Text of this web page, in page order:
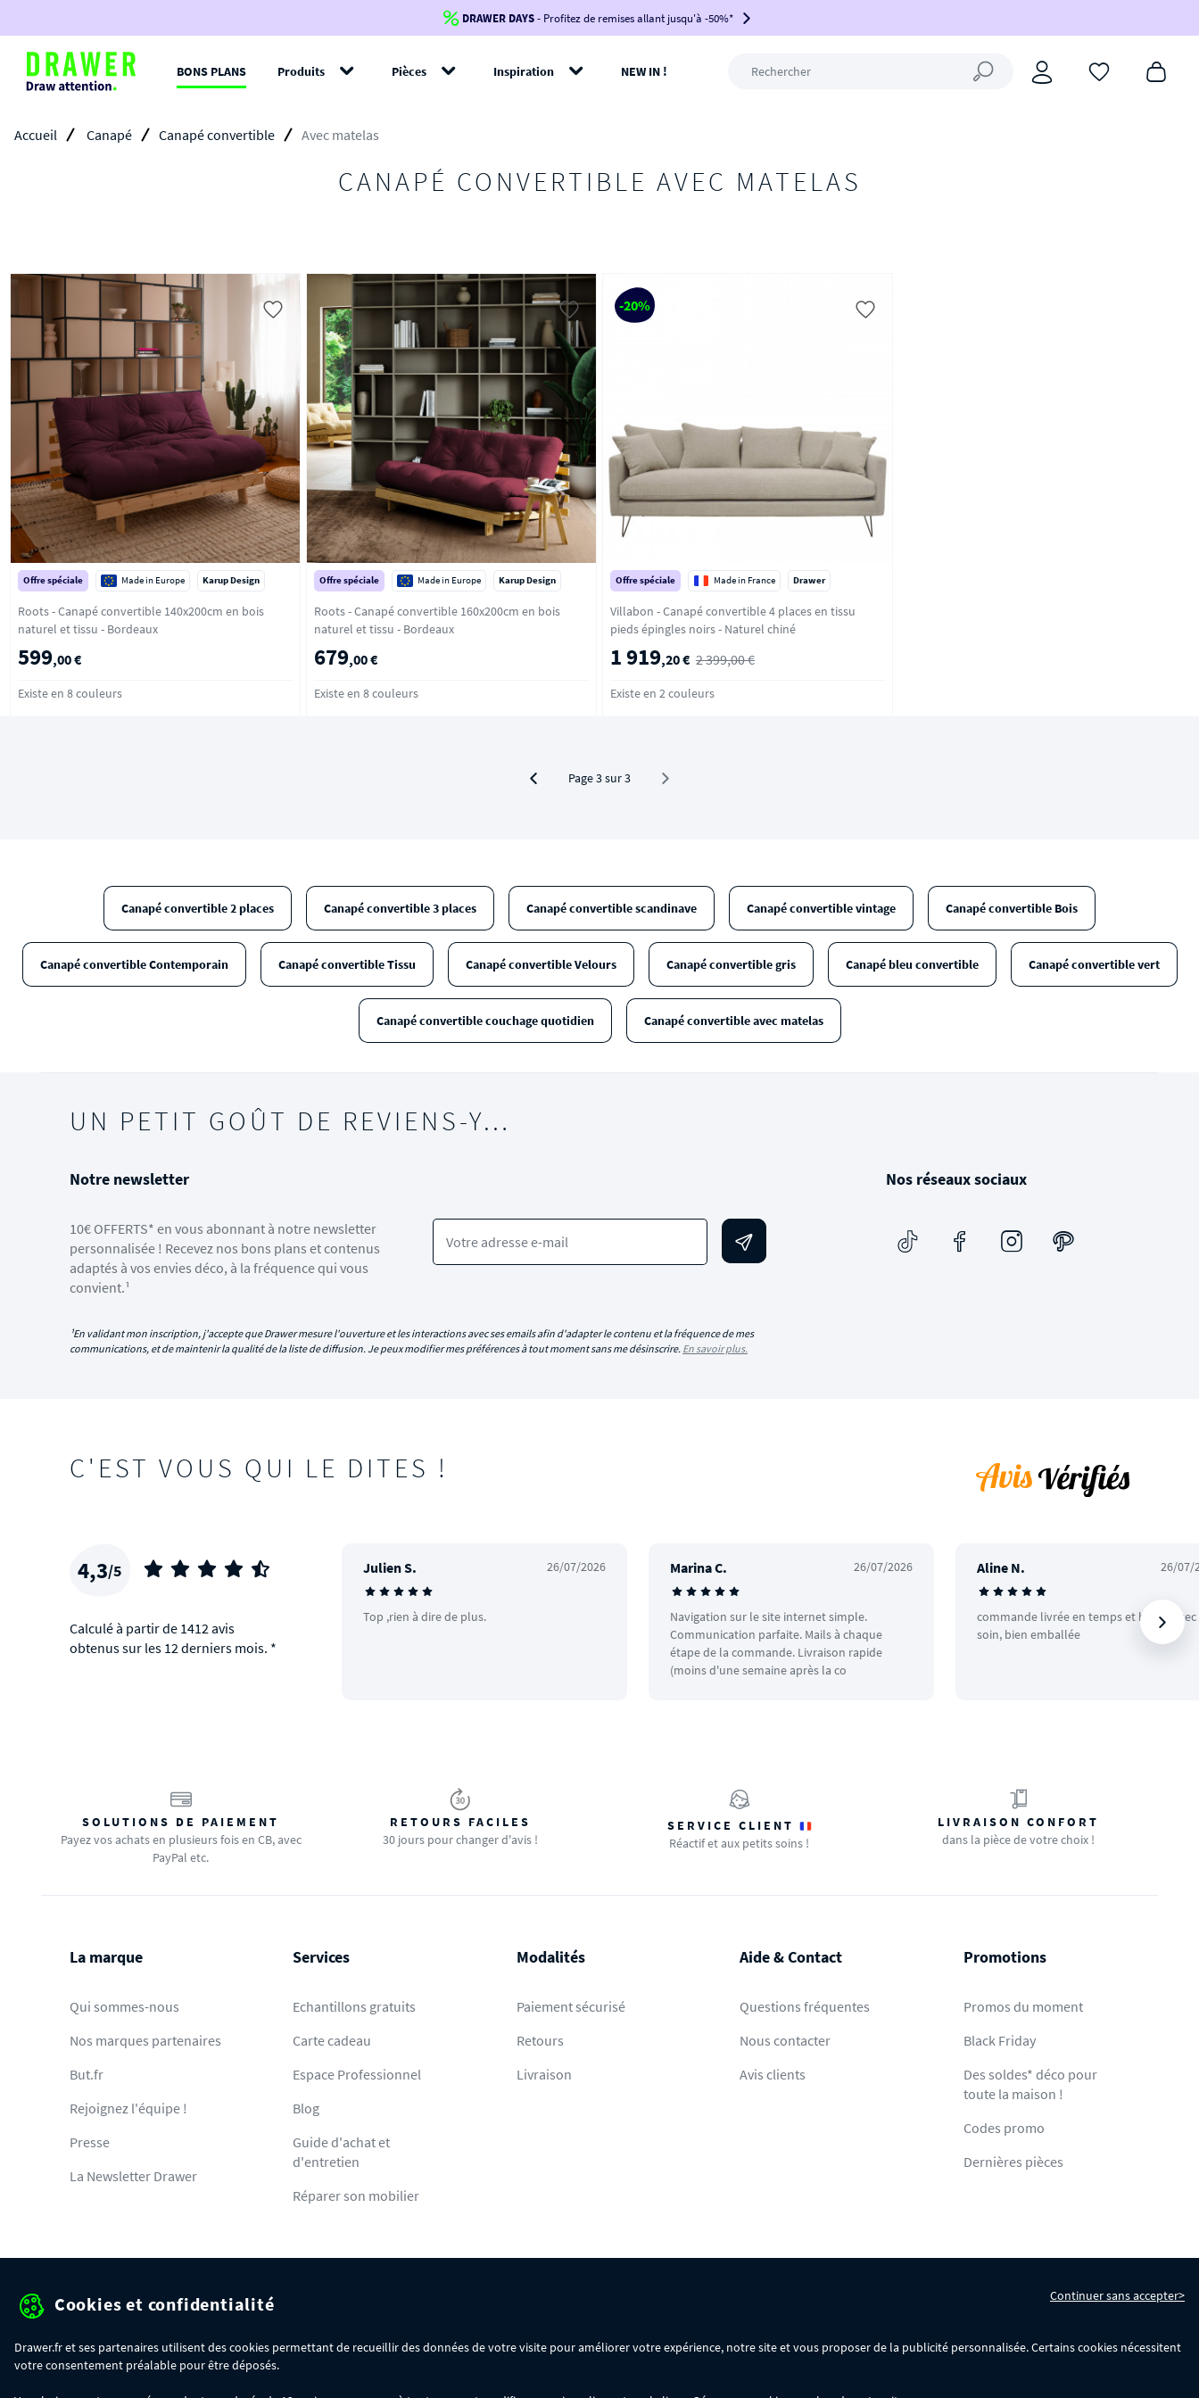
Jusqu'à-100€*sur votre commande !
BIKINI100
-voir conditions en bas de page-
DRAWER DAYS- Profitez de remises allant jusqu'à -50%*
BONS PLANS Produits Pièces Inspiration NEW IN !
Accueil Canapé Canapé convertible Avec matelas
CANAPÉ CONVERTIBLE AVEC MATELAS
Offre spéciale Made in Europe Karup Design
Roots - Canapé convertible 140x200cm en bois
naturel et tissu - Bordeaux
599,00 €
Existe en 8 couleurs
Offre spéciale Made in Europe Karup Design
Roots - Canapé convertible 160x200cm en bois
naturel et tissu - Bordeaux
679,00 €
Existe en 8 couleurs
-20%
Offre spéciale Made in France Drawer
Villabon - Canapé convertible 4 places en tissu
pieds épingles noirs - Naturel chiné
1 919,20 € 2 399,00 €
Existe en 2 couleurs
Page 3 sur 3
Canapé convertible 2 places Canapé convertible 3 places Canapé convertible scandinave Canapé convertible vintage Canapé convertible Bois
Canapé convertible Contemporain Canapé convertible Tissu Canapé convertible Velours Canapé convertible gris Canapé bleu convertible Canapé convertible vert
Canapé convertible couchage quotidien Canapé convertible avec matelas
UN PETIT GOÛT DE REVIENS-Y…
Notre newsletter
10€ OFFERTS* en vous abonnant à notre newsletter
personnalisée ! Recevez nos bons plans et contenus
adaptés à vos envies déco, à la fréquence qui vous
convient.¹
Votre adresse e-mail
¹En validant mon inscription, j'accepte que Drawer mesure l'ouverture et les interactions avec ses emails afin d'adapter le contenu et la fréquence de mes
communications, et de maintenir la qualité de la liste de diffusion. Je peux modifier mes préférences à tout moment sans me désinscrire. En savoir plus.
Nos réseaux sociaux
C'EST VOUS QUI LE DITES !
4,3/5
Calculé à partir de 1412 avis
obtenus sur les 12 derniers mois. *
Julien S. 26/07/2026
Top ,rien à dire de plus.
Marina C. 26/07/2026
Navigation sur le site internet simple.
Communication parfaite. Mails à chaque
étape de la commande. Livraison rapide
(moins d'une semaine après la co
Aline N. 26/07/
commande livrée en temps et heure avec
soin, bien emballée
SOLUTIONS DE PAIEMENT
Payez vos achats en plusieurs fois en CB, avec
PayPal etc.
RETOURS FACILES
30 jours pour changer d'avis !
SERVICE CLIENT
Réactif et aux petits soins !
LIVRAISON CONFORT
dans la pièce de votre choix !
La marque
Qui sommes-nous
Nos marques partenaires
But.fr
Rejoignez l'équipe !
Presse
La Newsletter Drawer
Services
Echantillons gratuits
Carte cadeau
Espace Professionnel
Blog
Guide d'achat et
d'entretien
Réparer son mobilier
Modalités
Paiement sécurisé
Retours
Livraison
Aide & Contact
Questions fréquentes
Nous contacter
Avis clients
Promotions
Promos du moment
Black Friday
Des soldes* déco pour
toute la maison !
Codes promo
Dernières pièces
Protection des données personnelles
Cookies et confidentialité Continuer sans accepter>
Drawer.fr et ses partenaires utilisent des cookies permettant de recueillir des données de votre visite pour améliorer votre expérience, notre site et vous proposer de la publicité personnalisée. Certains cookies nécessitent
votre consentement préalable pour être déposés.